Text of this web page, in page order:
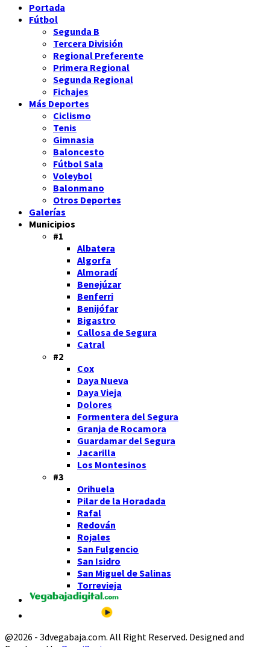
Portada
Fútbol
Segunda B
Tercera División
Regional Preferente
Primera Regional
Segunda Regional
Fichajes
Más Deportes
Ciclismo
Tenis
Gimnasia
Baloncesto
Fútbol Sala
Voleybol
Balonmano
Otros Deportes
Galerías
Municipios
#1
Albatera
Algorfa
Almoradí
Benejúzar
Benferri
Benijófar
Bigastro
Callosa de Segura
Catral
#2
Cox
Daya Nueva
Daya Vieja
Dolores
Formentera del Segura
Granja de Rocamora
Guardamar del Segura
Jacarilla
Los Montesinos
#3
Orihuela
Pilar de la Horadada
Rafal
Redován
Rojales
San Fulgencio
San Isidro
San Miguel de Salinas
Torrevieja
@2026 - 3dvegabaja.com. All Right Reserved. Designed and